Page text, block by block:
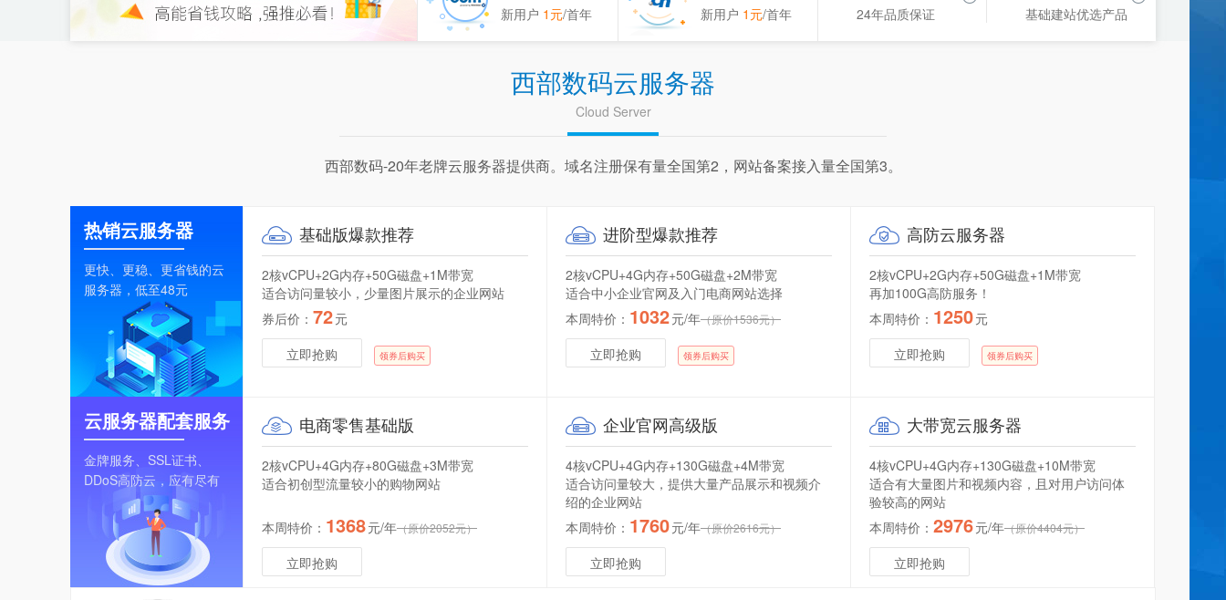
新用户 1元/首年 新用户 1元/首年 24年品质保证 基础建站优选产品
西部数码云服务器
Cloud Server
西部数码-20年老牌云服务器提供商。域名注册保有量全国第2，网站备案接入量全国第3。
热销云服务器
更快、更稳、更省钱的云
服务器，低至48元
基础版爆款推荐
2核vCPU+2G内存+50G磁盘+1M带宽
适合访问量较小，少量图片展示的企业网站
券后价： 72元
立即抢购
领券后购买
进阶型爆款推荐
2核vCPU+4G内存+50G磁盘+2M带宽
适合中小企业官网及入门电商网站选择
本周特价： 1032元/年（原价1536元）
立即抢购 领券后购买
高防云服务器
2核vCPU+2G内存+50G磁盘+1M带宽
再加100G高防服务！
本周特价： 1250元
立即抢购
领券后购买
云服务器配套服务
金牌服务、SSL证书、
DDoS高防云，应有尽有
电商零售基础版
2核vCPU+4G内存+80G磁盘+3M带宽
适合初创型流量较小的购物网站
本周特价： 1368元/年（原价2052元）
立即抢购
企业官网高级版
4核vCPU+4G内存+130G磁盘+4M带宽
适合访问量较大，提供大量产品展示和视频介
绍的企业网站
本周特价： 1760元/年（原价2616元）
立即抢购
大带宽云服务器
4核vCPU+4G内存+130G磁盘+10M带宽
适合有大量图片和视频内容，且对用户访问体
验较高的网站
本周特价： 2976元/年（原价4404元）
立即抢购
点评：虚拟主机 云峰A型
2021-12-26 09:54:23
点评：虚拟主机 体验型主机 2022-07-16 13:41:26
给你加个鸡腿 服务热情 非常满意
点评：虚拟主机 云峰A型
2021-03-14 17:31:45
非常满意 ，新升级的 云峰A级，速度真快! 1200M 比之前的 LinuxA
点评：虚拟主机 香港体验型